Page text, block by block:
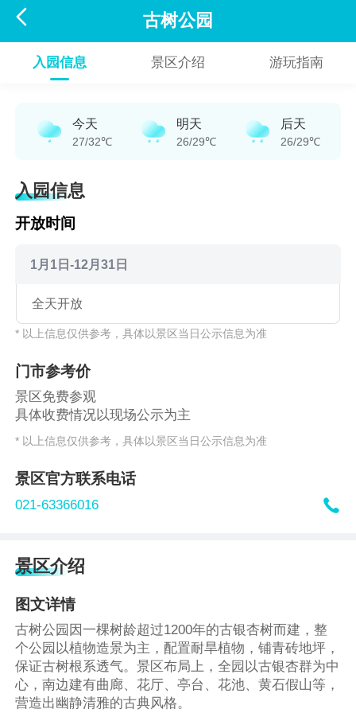
 古树公园
入园信息 景区介绍 游玩指南
今天
27/32℃
明天
26/29℃
后天
26/29℃
入园信息
开放时间
1月1日-12月31日
全天开放
* 以上信息仅供参考，具体以景区当日公示信息为准
门市参考价
景区免费参观
具体收费情况以现场公示为主
* 以上信息仅供参考，具体以景区当日公示信息为准
景区官方联系电话
021-63366016 
景区介绍
图文详情
古树公园因一棵树龄超过1200年的古银杏树而建，整
个公园以植物造景为主，配置耐旱植物，铺青砖地坪，
保证古树根系透气。景区布局上，全园以古银杏群为中
心，南边建有曲廊、花厅、亭台、花池、黄石假山等，
营造出幽静清雅的古典风格。